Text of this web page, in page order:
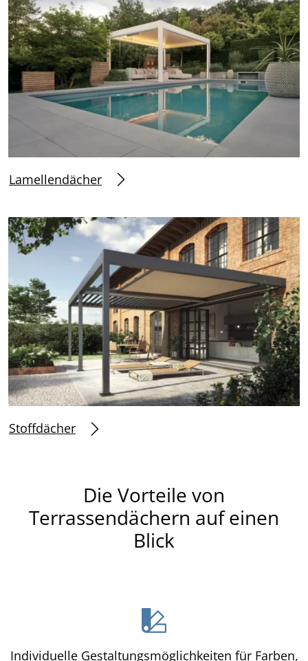
Lamellendächer
Stoffdächer
Die Vorteile von
Terrassendächern auf einen
Blick
Individuelle Gestaltungsmöglichkeiten für Farben,